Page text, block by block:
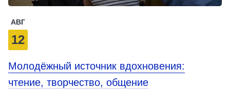
АВГ
12
Молодёжный источник вдохновения:
чтение, творчество, общение